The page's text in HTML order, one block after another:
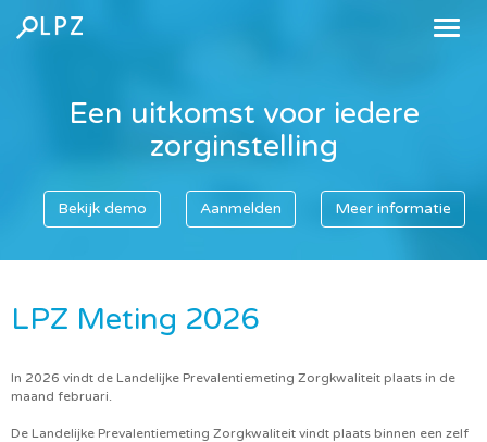
Een uitkomst voor iedere
zorginstelling
Bekijk demo Aanmelden Meer informatie
LPZ Meting 2026
In 2026 vindt de Landelijke Prevalentiemeting Zorgkwaliteit plaats in de
maand februari.
De Landelijke Prevalentiemeting Zorgkwaliteit vindt plaats binnen een zelf